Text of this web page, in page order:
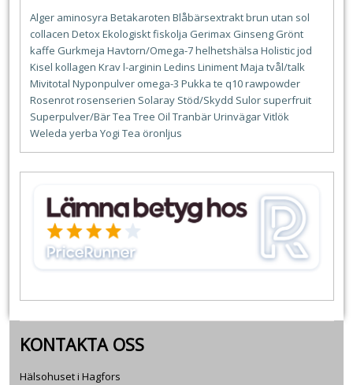
Alger aminosyra Betakaroten Blåbärsextraktbrun utan sol
collacen DetoxEkologisktfiskolja Gerimax Ginseng Grönt
kaffe Gurkmeja Havtorn/Omega-7helhetshälsa Holisticjod
Kisel kollagen Kravl-arginin Ledins LinimentMaja tvål/talk
Mivitotal Nyponpulver omega-3 Pukka te q10rawpowder
Rosenrotrosenserien Solaray Stöd/Skydd Sulor superfruit
Superpulver/BärTea Tree Oil TranbärUrinvägarVitlök
Weleda yerba Yogi Tea öronljus
KONTAKTA OSS
Hälsohuset i Hagfors